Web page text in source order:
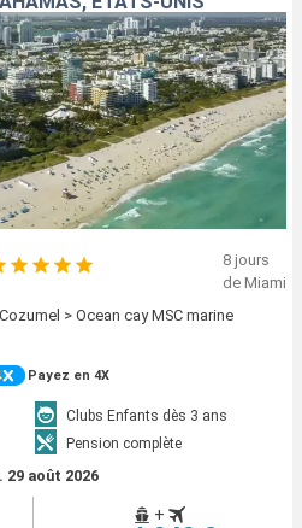
8 jours
de Miami
> Ocean cay MSC marine
Payez en 4X
Clubs Enfants dès 3 ans
Pension complète
29 août 2026
+